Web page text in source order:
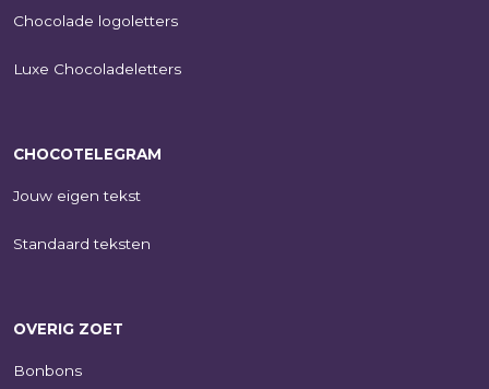
Chocolade logoletters
Luxe Chocoladeletters
CHOCOTELEGRAM
Jouw eigen tekst
Standaard teksten
OVERIG ZOET
Bonbons